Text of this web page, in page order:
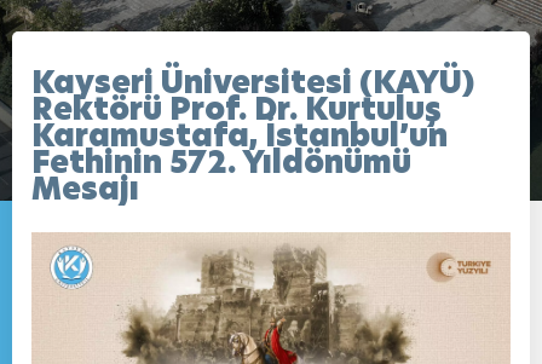
Kayseri Üniversitesi (KAYÜ)
Rektörü Prof. Dr. Kurtuluş
Karamustafa, İstanbul’un
Fethinin 572. Yıldönümü
Mesajı